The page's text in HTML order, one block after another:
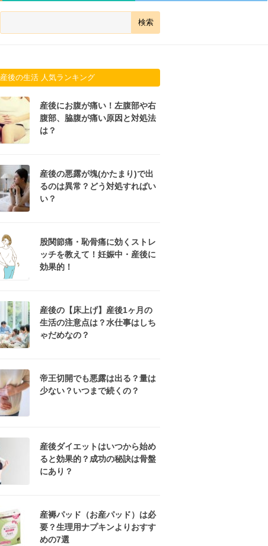
産後の生活 人気ランキング
産後にお腹が痛い！左腹部や右
腹部、脇腹が痛い原因と対処法
は？
産後の悪露が塊(かたまり)で出
るのは異常？どう対処すればい
い？
股関節痛・恥骨痛に効くストレ
ッチを教えて！妊娠中・産後に
効果的！
産後の【床上げ】産後1ヶ月の
生活の注意点は？水仕事はしち
ゃだめなの？
帝王切開でも悪露は出る？量は
少ない？いつまで続くの？
産後ダイエットはいつから始め
ると効果的？成功の秘訣は骨盤
にあり？
産褥パッド（お産パッド）は必
要？生理用ナプキンよりおすす
めの7選